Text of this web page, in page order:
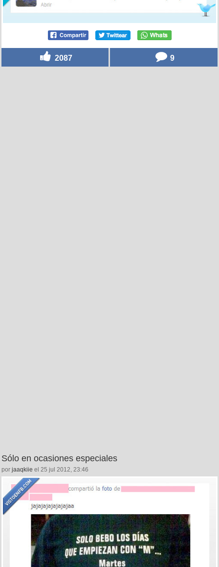
2087 9
Sólo en ocasiones especiales
por jaaqkiie el 25 jul 2012, 23:46